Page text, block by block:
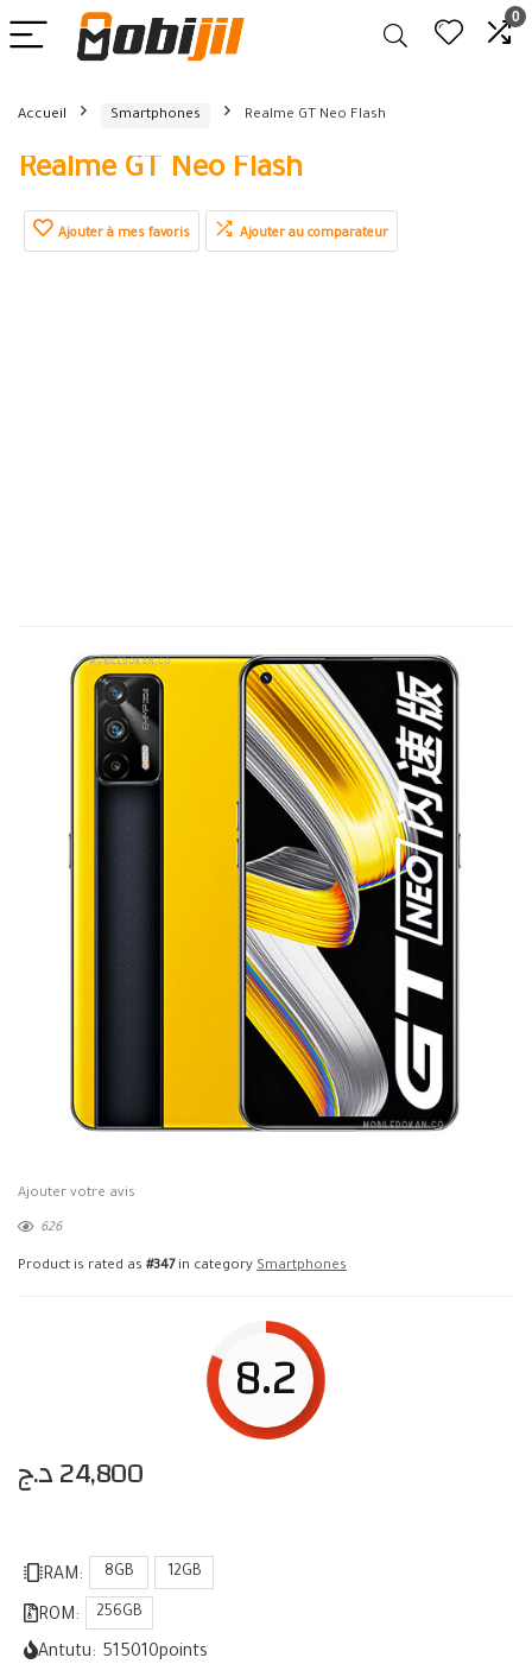
0
Accueil Smartphones Realme GT Neo Flash
Realme GT Neo Flash
Ajouter à mes favoris Ajouter au comparateur
Ajouter votre avis
626
Product is rated as #347in category Smartphones
8.2
24,800د.ج
RAM: 8GB 12GB
ROM: 256GB
Antutu: 515010points